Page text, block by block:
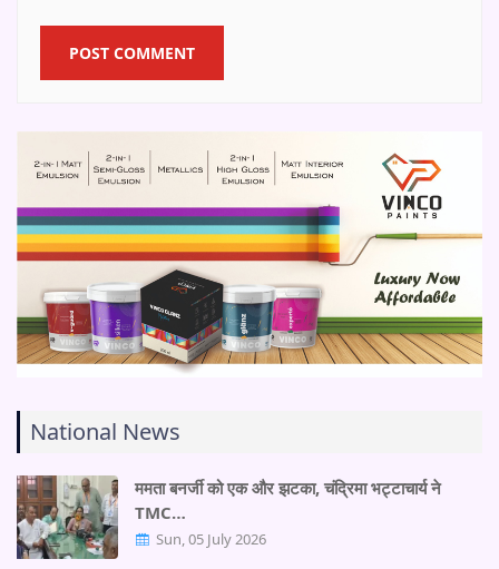
National News
ममता बनर्जी को एक और झटका, चंद्रिमा भट्टाचार्य ने
TMC…
Sun, 05 July 2026